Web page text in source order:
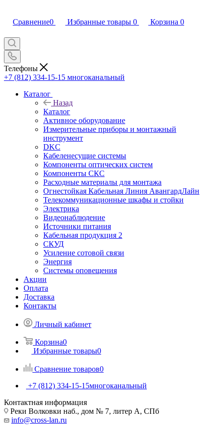
Сравнение0 Избранные товары 0 Корзина 0
Телефоны
+7 (812) 334-15-15 многоканальный
Каталог
Назад
Каталог
Активное оборудование
Измерительные приборы и монтажный
инструмент
DKC
Кабеленесущие системы
Компоненты оптических систем
Компоненты СКС
Расходные материалы для монтажа
Огнестойкая Кабельная Линия АвангардЛайн
Телекоммуникационные шкафы и стойки
Электрика
Видеонаблюдение
Источники питания
Кабельная продукция 2
СКУД
Усиление сотовой связи
Энергия
Системы оповещения
Акции
Оплата
Доставка
Контакты
Личный кабинет
Корзина0
Избранные товары0
Сравнение товаров0
+7 (812) 334-15-15многоканальный
Контактная информация
Реки Волковки наб., дом № 7, литер А, СПб
info@cross-lan.ru